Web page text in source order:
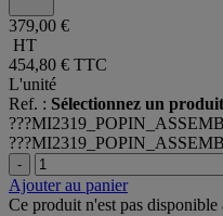
379,00 €
HT
454,80 € TTC
L'unité
Ref. : Sélectionnez un produit
-
Ajouter au panier
Ce produit n'est pas disponible